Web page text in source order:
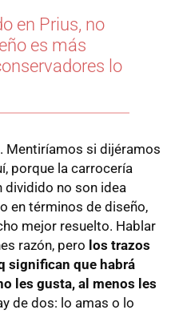
en Prius, no
es más
lo
Mentiríamos si dijéramos
porque la carrocería
no son idea
en términos de diseño,
mejor resuelto. Hablar
razón, pero los trazos
significan que habrá
les gusta, al menos les
de dos: lo amas o lo